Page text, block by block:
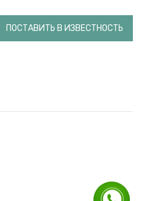
ПОСТАВИТЬ В ИЗВЕСТНОСТЬ